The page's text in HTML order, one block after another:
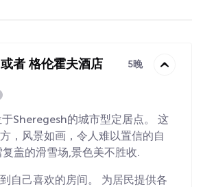
者 格伦霍夫酒店 5晚
Sheregesh的城市型定居点。 这
，风景如画，令人难以置信的自
盖的滑雪场,景色美不胜收.
自己喜欢的房间。 为居民提供各